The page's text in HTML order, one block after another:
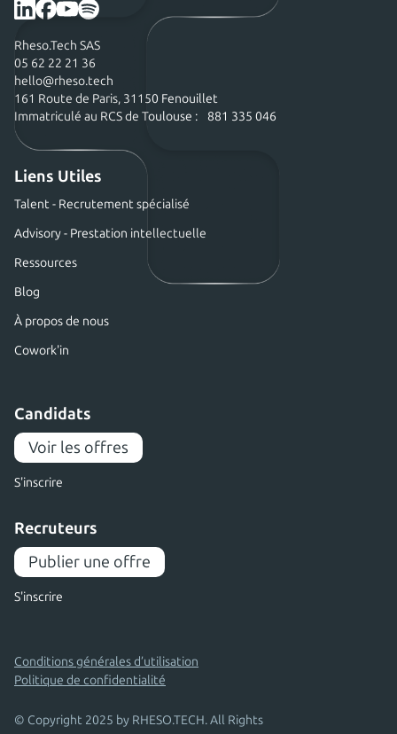
Rheso.Tech SAS
05 62 22 21 36
hello@rheso.tech
161 Route de Paris, 31150 Fenouillet
Immatriculé au RCS de Toulouse : 881 335 046
Liens Utiles
Talent - Recrutement spécialisé
Advisory - Prestation intellectuelle
Ressources
Blog
À propos de nous
Cowork'in
Candidats
Voir les offres
S'inscrire
Recruteurs
Publier une offre
S'inscrire
© Copyright 2025 by RHESO.TECH. All Rights
Conditions générales d’utilisation
Politique de confidentialité